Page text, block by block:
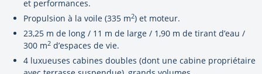
et performances.
Propulsion à la voile (335 m2) et moteur.
23,25 m de long / 11 m de large / 1,90 m de tirant d’eau /
300 m2 d’espaces de vie.
4 luxueuses cabines doubles (dont une cabine propriétaire